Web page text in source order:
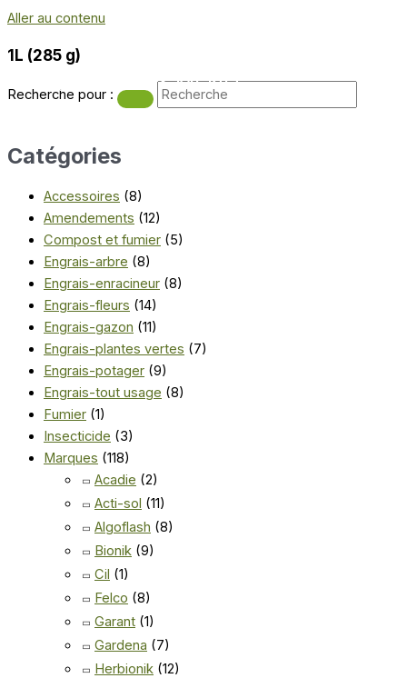
Aller au contenu
Main Menu MENU
1L (285 g)
Recherche pour :
Catégories
Accessoires (8)
Amendements (12)
Compost et fumier (5)
Engrais-arbre (8)
Engrais-enracineur (8)
Engrais-fleurs (14)
Engrais-gazon (11)
Engrais-plantes vertes (7)
Engrais-potager (9)
Engrais-tout usage (8)
Fumier (1)
Insecticide (3)
Marques (118)
Acadie (2)
Acti-sol (11)
Algoflash (8)
Bionik (9)
Cil (1)
Felco (8)
Garant (1)
Gardena (7)
Herbionik (12)